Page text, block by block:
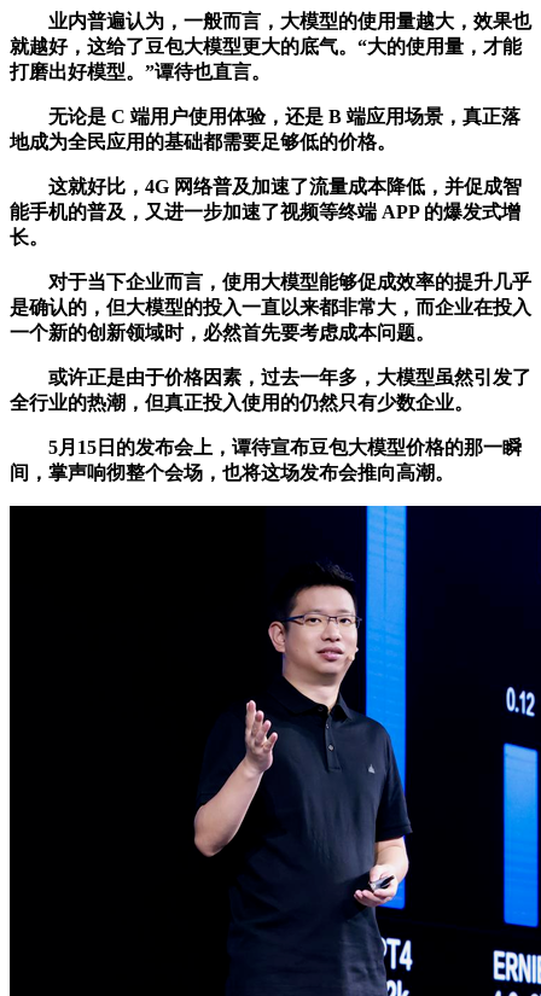
业内普遍认为，一般而言，大模型的使用量越大，效果也
就越好，这给了豆包大模型更大的底气。“大的使用量，才能
打磨出好模型。”谭待也直言。
无论是 C 端用户使用体验，还是 B 端应用场景，真正落
地成为全民应用的基础都需要足够低的价格。
这就好比，4G 网络普及加速了流量成本降低，并促成智
能手机的普及，又进一步加速了视频等终端 APP 的爆发式增
长。
对于当下企业而言，使用大模型能够促成效率的提升几乎
是确认的，但大模型的投入一直以来都非常大，而企业在投入
一个新的创新领域时，必然首先要考虑成本问题。
或许正是由于价格因素，过去一年多，大模型虽然引发了
全行业的热潮，但真正投入使用的仍然只有少数企业。
5月15日的发布会上，谭待宣布豆包大模型价格的那一瞬
间，掌声响彻整个会场，也将这场发布会推向高潮。